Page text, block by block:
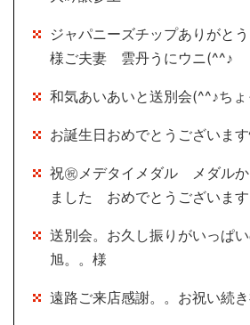
ジャパニーズチップありがとう
様ご夫妻 雲丹うにウニ(^^♪
和気あいあいと送別会(^^♪ちょ
お誕生日おめでとうございま
祝㊗メデタイメダル メダルか
ました おめでとうございます
送別会。お久し振りがいっぱ
旭。。様
遠路ご来店感謝。。お祝い続